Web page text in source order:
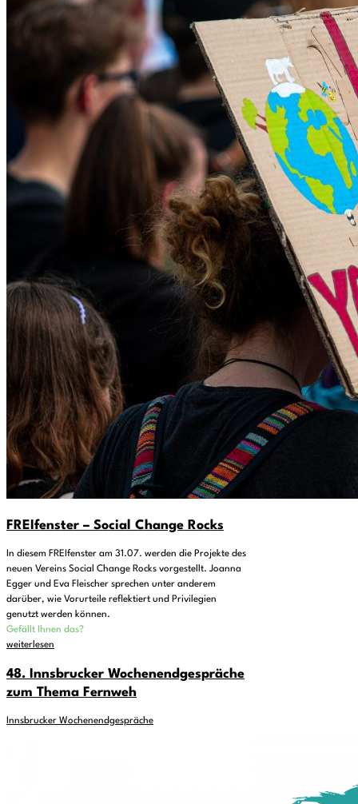
FREIfenster – Social Change Rocks
In diesem FREIfenster am 31.07. werden die Projekte des
neuen Vereins Social Change Rocks vorgestellt. Joanna
Egger und Eva Fleischer sprechen unter anderem
darüber, wie Vorurteile reflektiert und Privilegien
genutzt werden können.
Gefällt Ihnen das?
weiterlesen
48. Innsbrucker Wochenendgespräche
zum Thema Fernweh
Innsbrucker Wochenendgespräche